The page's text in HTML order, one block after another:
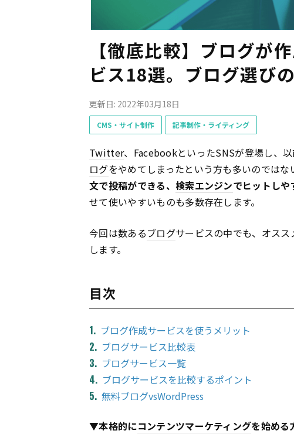
【徹底比較】ブログが
ビス18選。ブログ選び
更新日: 2022年03月18日
CMS・サイト制作 記事制作・ライティング
Twitter、FacebookといったSNSが登場し、以
ログをやめてしまったという方も多いのではな
文で投稿ができる、 検索エンジンでヒットし
せて使いやすいものも多数存在します。
今回は数あるブログサービスの中でも、オス
します。
目次
ブログ作成サービスを使うメリット
ブログサービス比較表
ブログサービス一覧
ブログサービスを比較するポイント
無料ブログvsWordPress
▼本格的にコンテンツマーケティングを始める